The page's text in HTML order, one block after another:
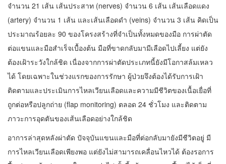
จำนวน 21 เส้น เส้นประสาท (nerves) จำนวน 6 เส้น เส้นเลือดแดง
(artery) จำนวน 1 เส้น และเส้นเลือดดำ (veins) จำนวน 3 เส้น คิดเป็น
ประมาณร้อยละ 90 ของโครงสร้างที่จำเป็นทั้งหมดของมือ การผ่าตัด
ต่อแขนและมือสำเร็จเบื้องต้น มือที่ขาดกลับมามีเลือดไปเลี้ยง แต่ยัง
ต้องเฝ้าระวังใกล้ชิด เนื่องจากการผ่าตัดประเภทนี้ยังมีโอกาสล้มเหลว
ได้ โดยเฉพาะในช่วงแรกของการรักษา ผู้ป่วยจึงต้องได้รับการเฝ้า
ติดตามและประเมินการไหลเวียนเลือดและความมีชีวิตของเนื้อเยื่อที่
ถูกต่อหรือปลูกถ่าย (flap monitoring) ตลอด 24 ชั่วโมง และติดตาม
ภาวะการอุดตันของเส้นเลือดอย่างใกล้ชิด
อาการล่าสุดหลังผ่าตัด ปัจจุบันแขนและมือที่ต่อกลับมายังมีชีวิตอยู่ มี
การไหลเวียนเลือดเพียงพอ แต่ยังไม่สามารถเคลื่อนไหวได้ ต้องรอการ